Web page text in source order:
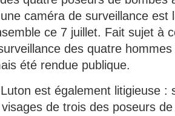
caméra de surveillance est
ce 7 juillet. Fait sujet à
des quatre
été rendue publique.
Luton est également litigieuse :
de trois des poseurs